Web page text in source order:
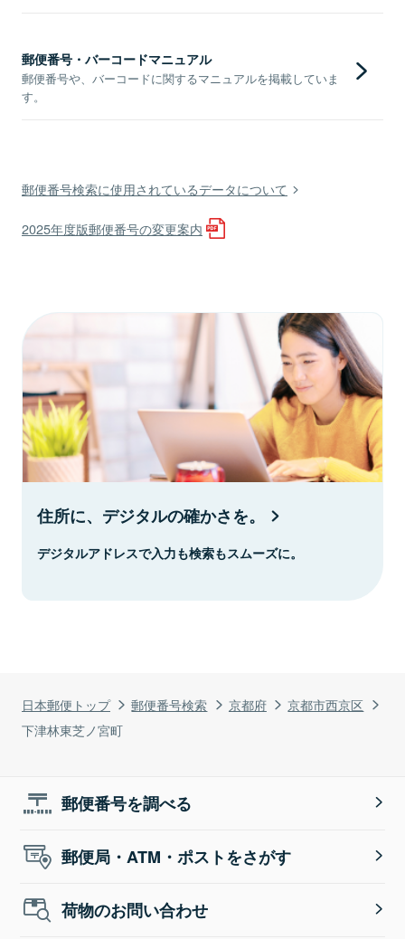
日本郵便トップ 郵便番号検索 京都府
京都市西京区
下津林東芝ノ宮町
郵便番号・バーコードマニュアル
郵便番号や、バーコードに関するマニュアルを掲載していま
す。
郵便番号検索に使用されているデータについて
2025年度版郵便番号の変更案内
住所に、デジタルの確かさを。
デジタルアドレスで入力も検索もスムーズに。
郵便番号を調べる
郵便局・ATM・ポストをさがす
荷物のお問い合わせ